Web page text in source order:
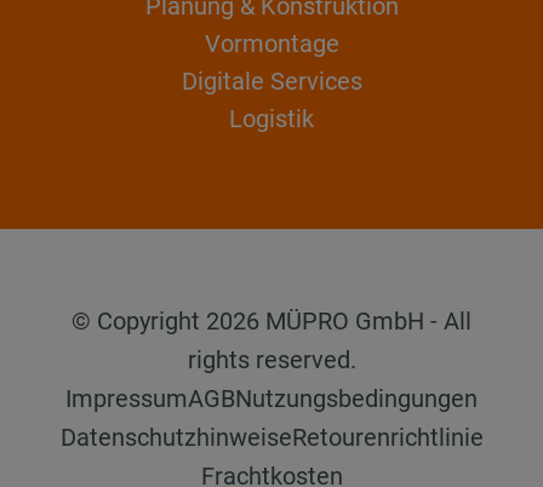
Planung & Konstruktion
Vormontage
Digitale Services
Logistik
© Copyright 2026 MÜPRO GmbH - All
rights reserved.
ImpressumAGBNutzungsbedingungen
DatenschutzhinweiseRetourenrichtlinie
Frachtkosten